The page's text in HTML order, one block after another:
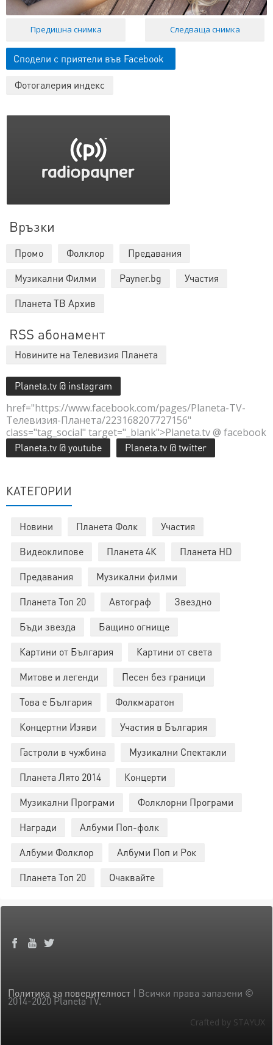
Предишна снимка Следваща снимка
Сподели с приятели във Facebook
Фотогалерия индекс
Връзки
Промо Фолклор
Предавания
Музикални Филми
Payner.bg
Участия
Планета ТВ Архив
RSS абонамент
Новините на Телевизия Планета
Planeta.tv @ instagram
href="https://www.facebook.com/pages/Planeta-TV-
Телевизия-Планета/223168207727156"
class="tag_social" target="_blank">Planeta.tv @ facebook
Planeta.tv @ youtube Planeta.tv @ twitter
КАТЕГОРИИ
Новини Планета Фолк
Участия
Видеоклипове
Планета 4К
Планета HD
Предавания
Музикални филми
Планета Топ 20
Автограф
Звездно
Бъди звезда
Бащино огнище
Картини от България
Картини от света
Митове и легенди
Песен без граници
Това е България
Фолкмаратон
Концертни Изяви
Участия в България
Гастроли в чужбина
Музикални Спектакли
Планета Лято 2014
Концерти
Музикални Програми
Фолклорни Програми
Награди
Албуми Поп-фолк
Албуми Фолклор
Албуми Поп и Рок
Планета Топ 20
Очаквайте
Политика за поверителност | Всички права запазени ©
2014-2020 Planeta TV.
Crafted by STAYUX